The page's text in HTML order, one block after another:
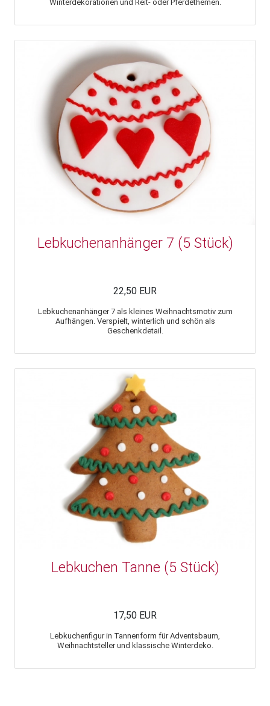
Winterdekorationen und Reit- oder Pferdethemen.
Lebkuchenanhänger 7 (5 Stück)
22,50 EUR
Lebkuchenanhänger 7 als kleines Weihnachtsmotiv zum
Aufhängen. Verspielt, winterlich und schön als
Geschenkdetail.
Lebkuchen Tanne (5 Stück)
17,50 EUR
Lebkuchenfigur in Tannenform für Adventsbaum,
Weihnachtsteller und klassische Winterdeko.